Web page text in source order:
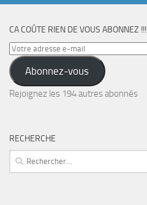
CA COÛTE RIEN DE VOUS ABONNEZ !!!
Votre
adresse
e-
mail
Abonnez-vous
Rejoignez les 194 autres abonnés
RECHERCHE
Rechercher :